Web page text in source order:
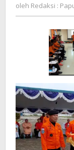
Star
oleh Redaksi :